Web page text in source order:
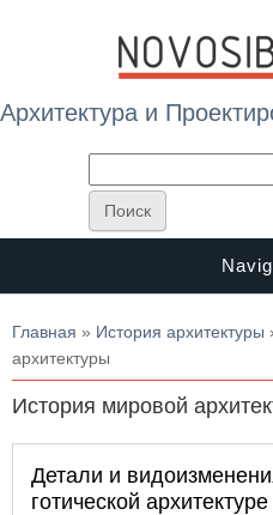
Архитектура и
Вы здесь
Главная » История архитектуры
архитектуры
История мировой
Детали и
готической архитектуре